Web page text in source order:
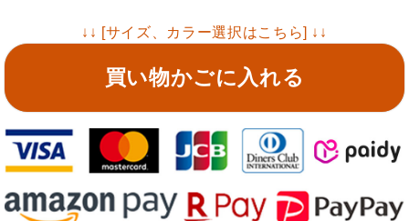
↓↓ [サイズ、カラー選択はこちら] ↓↓
買い物かごに入れる